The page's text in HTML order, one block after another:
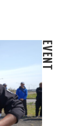
EVENT